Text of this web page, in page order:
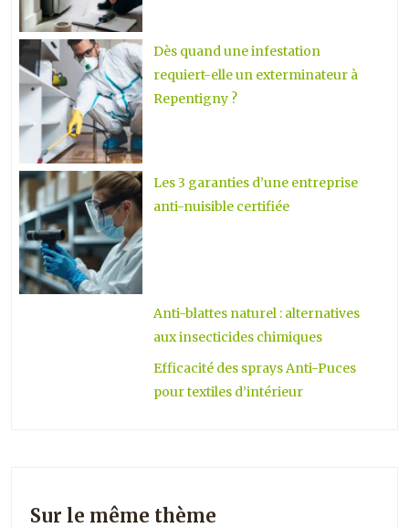
Dès quand une infestation
requiert-elle un exterminateur à
Repentigny ?
Les 3 garanties d’une entreprise
anti-nuisible certifiée
Anti-blattes naturel : alternatives
aux insecticides chimiques
Efficacité des sprays Anti-Puces
pour textiles d’intérieur
Sur le même thème